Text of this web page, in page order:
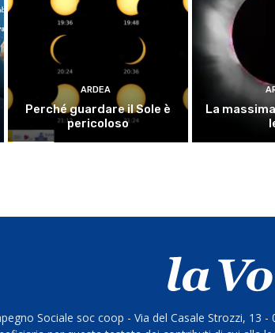
ARDEA
Perché guardare il Sole è
pericoloso
La
Sociale soc coop - Via del Casale Strozzi, 13